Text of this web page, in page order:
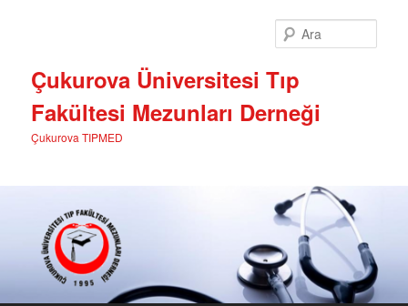
Çukurova Üniversitesi Tıp
Fakültesi Mezunları Derneği
Çukurova TIPMED